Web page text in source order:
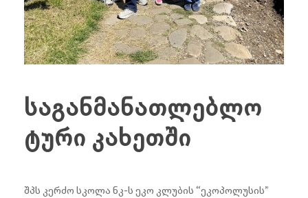
საგანმანათლებლო
ტური კახეთში
შპს კერძო სკოლა ნკ-ს ეკო კლუბის “ეკოპოლუსის”